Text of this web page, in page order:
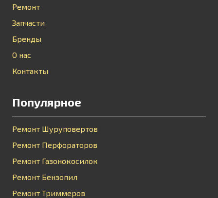
Ремонт
Запчасти
Бренды
О нас
Контакты
Популярное
Ремонт Шуруповертов
Ремонт Перфораторов
Ремонт Газонокосилок
Ремонт Бензопил
Ремонт Триммеров